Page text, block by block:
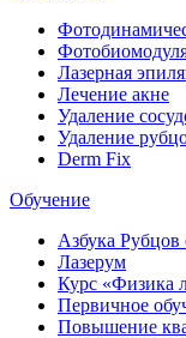
Лазерная
Лечение акне
Удаление
Удаление
Derm Fix
Обучение
Азбука
Лазерум
Курс «Физика
Первичное
Повышение